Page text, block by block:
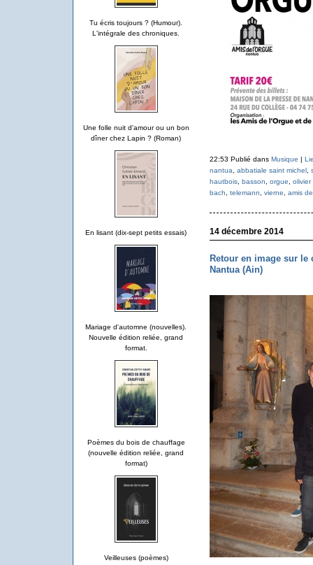
Tu écris toujours ? (Humour).
L'intégrale des chroniques.
Une folle nuit d'amour ou un bon
dîner chez Lapin ? (Roman)
En lisant (dix-sept petits essais)
Mariage d'automne (nouvelles).
Nouvelle édition reliée, grand
format.
Poèmes du bois de chauffage
(nouvelle édition reliée, grand
format)
Veilleuses (poèmes)
22:53 Publié dans Musique |
nantua
abbatiale saint michel,
hautbois, basson orgue
olivier
bach
telemann vierne amis
14 décembre 2014
Retour en image sur le
Nantua (Ain)